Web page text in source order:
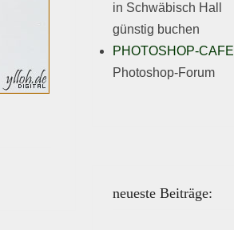
in Schwäbisch Hall
günstig buchen
PHOTOSHOP-CAFE
Photoshop-Forum
neueste Beiträge: